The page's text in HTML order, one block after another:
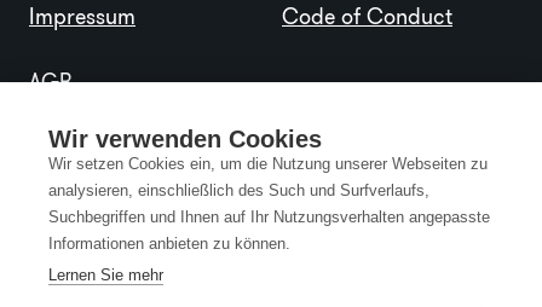
Wir verwenden Cookies
Wir setzen Cookies ein, um die Nutzung unserer Webseiten zu
analysieren, einschließlich des Such und Surfverlaufs,
Suchbegriffen und Ihnen auf Ihr Nutzungsverhalten angepasste
Informationen anbieten zu können.
Lernen Sie mehr
Impressum
AGB
Code of Conduct